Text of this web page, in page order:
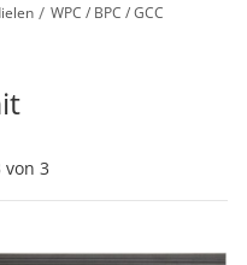
WPC / BPC / GCC
von 3